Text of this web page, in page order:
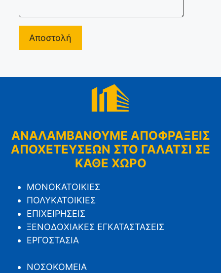
ΑΝΑΛΑΜΒΑΝΟΥΜΕ ΑΠΟΦΡΑΞΕΙΣ
ΑΠΟΧΕΤΕΥΣΕΩΝ ΣΤΟ ΓΑΛΑΤΣΙ ΣΕ
ΚΑΘΕ ΧΩΡΟ
ΜΟΝΟΚΑΤΟΙΚΙΕΣ
ΠΟΛΥΚΑΤΟΙΚΙΕΣ
ΕΠΙΧΕΙΡΗΣΕΙΣ
ΞΕΝΟΔΟΧΙΑΚΕΣ ΕΓΚΑΤΑΣΤΑΣΕΙΣ
ΕΡΓΟΣΤΑΣΙΑ
ΝΟΣΟΚΟΜΕΙΑ